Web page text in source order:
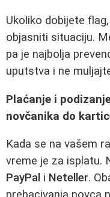
Ukoliko dobijete
objasniti situaciju.
pa je najbolja
uputstva i ne
Plaćanje i
novčanika do
Kada se na vašem
vreme je za isplatu.
PayPal i Neteller.